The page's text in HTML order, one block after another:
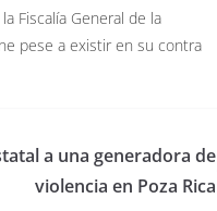
Fiscalía General de la
pese a existir en su contra
a una generadora de
violencia en Poza Rica